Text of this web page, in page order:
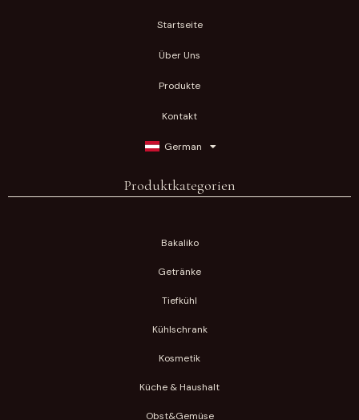
Startseite
Über Uns
Produkte
Kontakt
German
Produktkategorien
Bakaliko
Getränke
Tiefkühl
Kühlschrank
Kosmetik
Küche & Haushalt
Obst&Gemüse